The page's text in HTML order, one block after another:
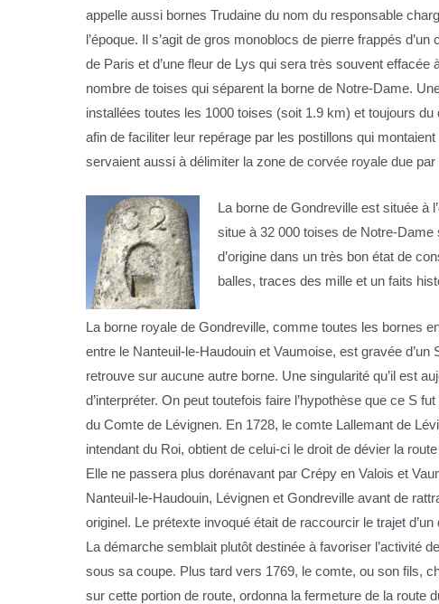
appelle aussi bornes Trudaine du nom du responsable
l’époque. Il s’agit de gros monoblocs de pierre frappés
de Paris et d’une fleur de Lys qui sera très souvent
nombre de toises qui séparent la borne de Notre-Dame.
installées toutes les 1000 toises (soit 1.9 km) et toujours
afin de faciliter leur repérage par les postillons qui
servaient aussi à délimiter la zone de corvée royale due
La borne de Gondreville est située à
situe à 32 000 toises de Notre-
d’origine dans un très bon état de
balles, traces des mille et un faits
La borne royale de Gondreville, comme toutes les bornes
entre le Nanteuil-le-Haudouin et Vaumoise, est gravée d’un
retrouve sur aucune autre borne. Une singularité qu’il est
d’interpréter. On peut toutefois faire l’hypothèse que ce S
du Comte de Lévignen. En 1728, le comte Lallemant de
intendant du Roi, obtient de celui-ci le droit de dévier la
Elle ne passera plus dorénavant par Crépy en Valois et
Nanteuil-le-Haudouin, Lévignen et Gondreville avant de
originel. Le prétexte invoqué était de raccourcir le trajet d’un
La démarche semblait plutôt destinée à favoriser l’activité
sous sa coupe. Plus tard vers 1769, le comte, ou son fils,
sur cette portion de route, ordonna la fermeture de la route